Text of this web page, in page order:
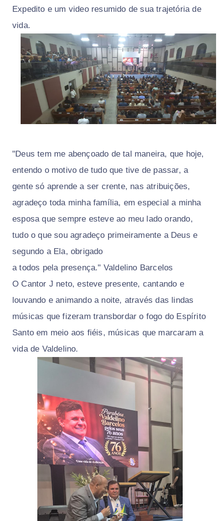
Expedito e um video resumido de sua trajetória de
vida.
"Deus tem me abençoado de tal maneira, que hoje,
entendo o motivo de tudo que tive de passar, a
gente só aprende a ser crente, nas atribuições,
agradeço toda minha família, em especial a minha
esposa que sempre esteve ao meu lado orando,
tudo o que sou agradeço primeiramente a Deus e
segundo a Ela, obrigado
a todos pela presença." Valdelino Barcelos
O Cantor J neto, esteve presente, cantando e
louvando e animando a noite, através das lindas
músicas que fizeram transbordar o fogo do Espírito
Santo em meio aos fiéis, músicas que marcaram a
vida de Valdelino.